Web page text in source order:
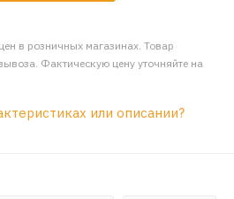
в розничных магазинах. Товар
Фактическую цену уточняйте на
или описании?